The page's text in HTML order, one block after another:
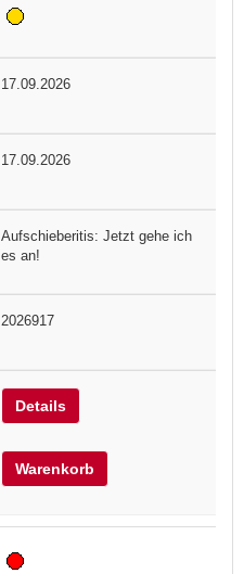
17.09.2026
17.09.2026
Aufschieberitis: Jetzt gehe ich
es an!
2026917
Details
Warenkorb